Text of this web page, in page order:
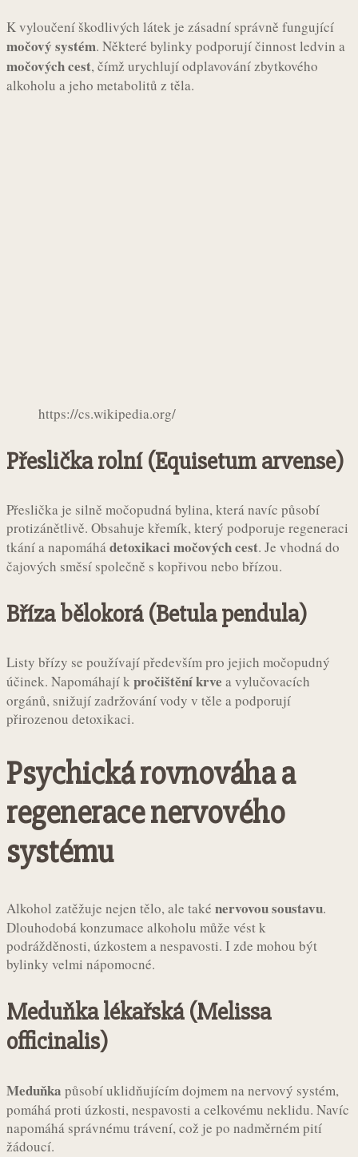
K vyloučení škodlivých látek je zásadní správně fungující
močový systém. Některé bylinky podporují činnost ledvin a
močových cest, čímž urychlují odplavování zbytkového
alkoholu a jeho metabolitů z těla.
https://cs.wikipedia.org/
Přeslička rolní (Equisetum arvense)
Přeslička je silně močopudná bylina, která navíc působí
protizánětlivě. Obsahuje křemík, který podporuje regeneraci
tkání a napomáhádetoxikaci močových cest. Je vhodná do
čajových směsí společně s kopřivou nebo břízou.
Bříza bělokorá (Betula pendula)
Listy břízy se používají především pro jejich močopudný
účinek. Napomáhají kpročištění krve a vylučovacích
orgánů, snižují zadržování vody v těle a podporují
přirozenou detoxikaci.
Psychická rovnováha a
regenerace nervového
systému
Alkohol zatěžuje nejen tělo, ale také nervovou soustavu.
Dlouhodobá konzumace alkoholu může vést k
podrážděnosti, úzkostem a nespavosti. I zde mohou být
bylinky velmi nápomocné.
Meduňka lékařská (Melissa
officinalis)
Meduňka působí uklidňujícím dojmem na nervový systém,
pomáhá proti úzkosti, nespavosti a celkovému neklidu. Navíc
napomáhá správnému trávení, což je po nadměrném pití
žádoucí.